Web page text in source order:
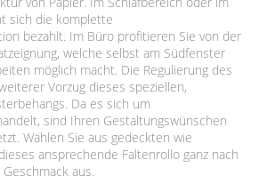
sich die komplette
bezahlt. Im Büro profitieren Sie von der
welche selbst am Südfenster
möglich macht. Die Regulierung des
Vorzug dieses speziellen,
Da es sich um
sind Ihren Gestaltungswünschen
Wählen Sie aus gedeckten wie
ansprechende Faltenrollo ganz nach
aus.